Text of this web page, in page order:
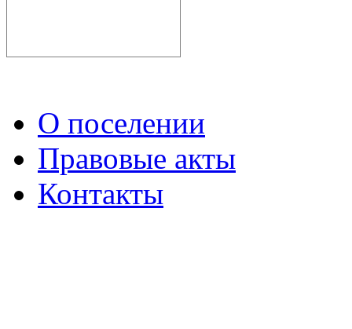
О поселении
Правовые акты
Контакты